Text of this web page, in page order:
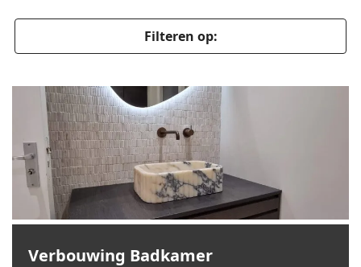
Filteren op:
Verbouwing Badkamer